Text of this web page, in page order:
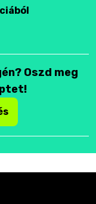
Oszd meg